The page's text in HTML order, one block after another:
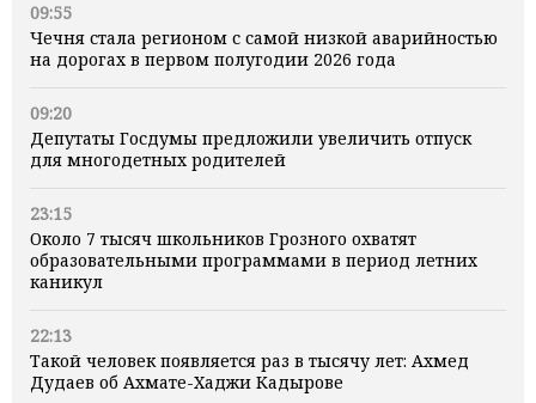
09:55
Чечня стала регионом с самой низкой аварийностью
на дорогах в первом полугодии 2026 года
09:20
Депутаты Госдумы предложили увеличить отпуск
для многодетных родителей
23:15
Около 7 тысяч школьников Грозного охватят
образовательными программами в период летних
каникул
22:13
Такой человек появляется раз в тысячу лет: Ахмед
Дудаев об Ахмате-Хаджи Кадырове